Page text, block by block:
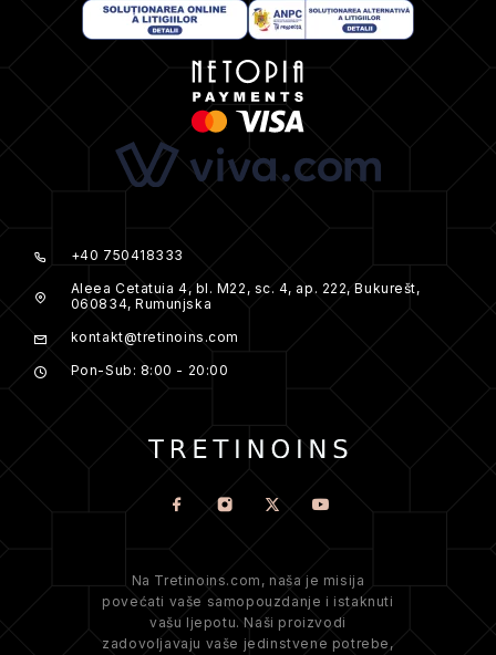
+40 750418333
Aleea Cetatuia 4, bl. M22, sc. 4, ap. 222, Bukurešt,
060834, Rumunjska
kontakt@tretinoins.com
Pon-Sub: 8:00 - 20:00
Na Tretinoins.com, naša je misija
povećati vaše samopouzdanje i istaknuti
vašu ljepotu. Naši proizvodi
zadovoljavaju vaše jedinstvene potrebe,